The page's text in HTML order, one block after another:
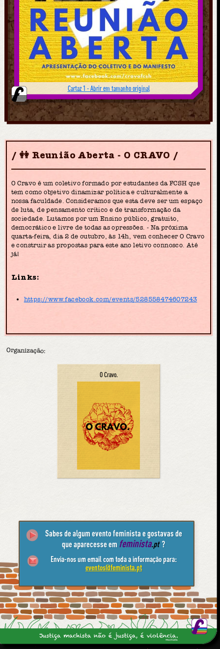
Cartaz 1 - Abrir em tamanho original
👭 Reunião Aberta - O CRAVO
O Cravo é um coletivo formado por estudantes da FCSH que
tem como objetivo dinamizar política e culturalmente a
nossa faculdade. Consideramos que esta deve ser um espaço
de luta, de pensamento crítico e de transformação da
sociedade. Lutamos por um Ensino público, gratuito,
democrático e livre de todas as opressões. - Na próxima
quarta-feira, dia 2 de outubro, às 14h, vem conhecer O Cravo
e construir as propostas para este ano letivo connosco. Até
já!
Links:
https://www.facebook.com/events/528558474607243
Organização:
O Cravo.
Sabes de algum evento feminista e gostavas de
que aparecesse em feminista.pt ?
Envia-nos um email com toda a informação para:
eventos@feminista.pt